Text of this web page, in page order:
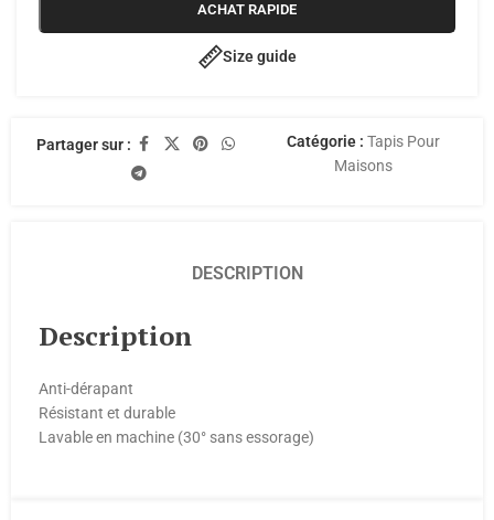
ACHAT RAPIDE
Size guide
Partager sur : Catégorie : Tapis Pour
Maisons
DESCRIPTION
Description
Anti-dérapant
Résistant et durable
Lavable en machine (30° sans essorage)